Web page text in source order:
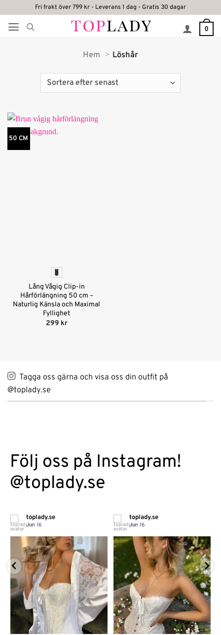
content
Fri frakt över 799 kr - Leverans 1 dag - Gratis 30 dagar
0
Hem Löshår
50 CM
Lång Vågig Clip-in
Hårförlängning 50 cm –
Naturlig Känsla och Maximal
Fyllighet
299 kr
Tagga oss gärna och visa oss din outfit på
@toplady.se
Följ oss på Instagram!
@toplady.se
toplady.se
Jun 16
toplady.se
Jun 16